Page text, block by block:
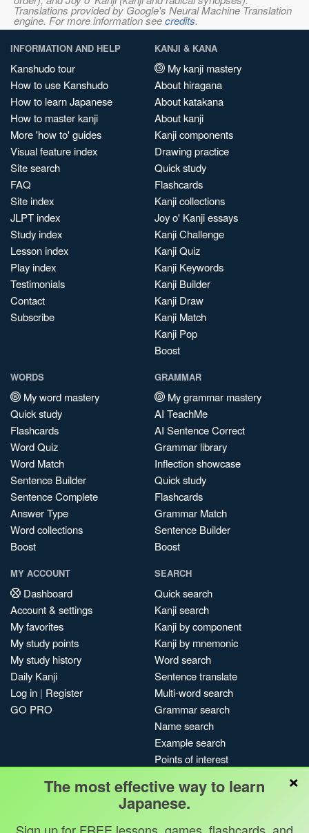
Translations provided by Google's Neural Machine Translation
engine. For more information seecredits.
INFORMATION AND HELP
Kanshudo tour
How to use Kanshudo
How to learn Japanese
How to master kanji
More 'how to' guides
Visual feature index
Site search
FAQ
Site index
JLPT index
Study index
Lesson index
Play index
Testimonials
Contact
Subscribe
KANJI & KANA
My kanji mastery
About hiragana
About katakana
About kanji
Kanji components
Drawing practice
Quick study
Flashcards
Kanji collections
Joy o' Kanji essays
Kanji Challenge
Kanji Quiz
Kanji Keywords
Kanji Builder
Kanji Draw
Kanji Match
Kanji Pop
Boost
WORDS
My word mastery
Quick study
Flashcards
Word Quiz
Word Match
Sentence Builder
Sentence Complete
Answer Type
Word collections
Boost
GRAMMAR
My grammar mastery
AI TeachMe
AI Sentence Correct
Grammar library
Inflection showcase
Quick study
Flashcards
Grammar Match
Sentence Builder
Boost
MY ACCOUNT
Dashboard
Account & settings
My favorites
My study points
My study history
Daily Kanji
Log in | Register
GO PRO
SEARCH
Quick search
Kanji search
Kanji by component
Kanji by mnemonic
Word search
Sentence translate
Multi-word search
Grammar search
Name search
Example search
Points of interest
My search history
Search index
×
The most effective way to learn
Japanese.